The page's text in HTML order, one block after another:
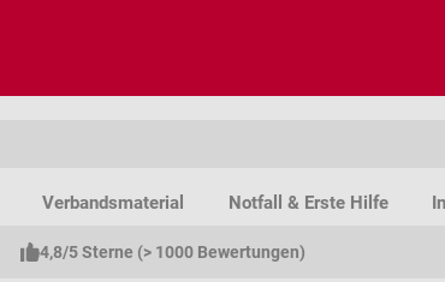
Verbandsmaterial Notfall & Erste Hilfe
4,8/5 Sterne (> 1000 Bewertungen)